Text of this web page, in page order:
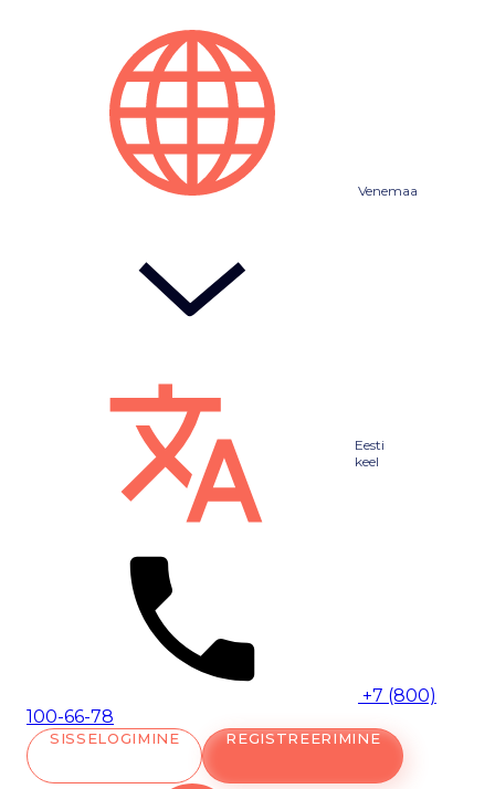
Venemaa
Eesti
keel
+7 (800)
100-66-78
SISSELOGIMINE REGISTREERIMINE